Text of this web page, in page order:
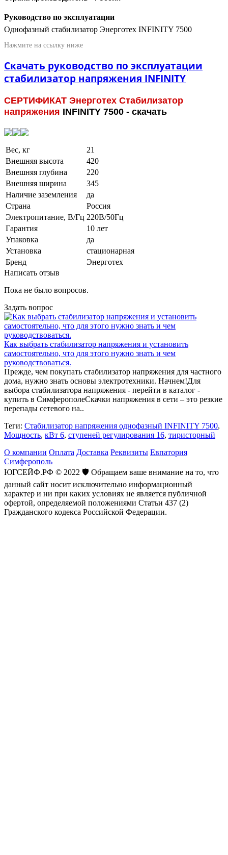
Руководство по эксплуатации
Однофазный стабилизатор Энерготех INFINITY 7500
Нажмите на ссылку ниже
Скачать руководство по эксплуатации
стабилизатор напряжения INFINITY
СЕРТИФИКАТ Энерготех Стабилизатор
напряжения INFINITY 7500 - скачать
Вес, кг
21
Внешняя высота
420
Внешняя глубина
220
Внешняя ширина
345
Наличие заземления
да
Страна
Россия
Электропитание, В/Гц 220В/50Гц
Гарантия
10 лет
Упаковка
да
Установка
стационарная
Бренд
Энерготех
Написать отзыв
Пока не было вопросов.
Задать вопрос
Как выбрать стабилизатор напряжения и установить
самостоятельно, что для этого нужно знать и чем
руководствоваться.
Прежде, чем покупать стабилизатор напряжения для частного
дома, нужно знать основы электротехники. Начнем!Для
выбора стабилизатора напряжения - перейти в каталог -
купить в СимферополеСкачки напряжения в сети – это резкие
перепады сетевого на..
Теги: Стабилизатор напряжения однофазный INFINITY 7500,
Мощность, кВт 6, ступеней регулирования 16, тиристорный
О компании Оплата Доставка Реквизиты Евпатория
Симферополь
ЮГСЕЙФ.РФ © 2022 🛡️ Обращаем ваше внимание на то, что
данный сайт носит исключительно информационный
характер и ни при каких условиях не является публичной
офертой, определяемой положениями Статьи 437 (2)
Гражданского кодекса Российской Федерации.